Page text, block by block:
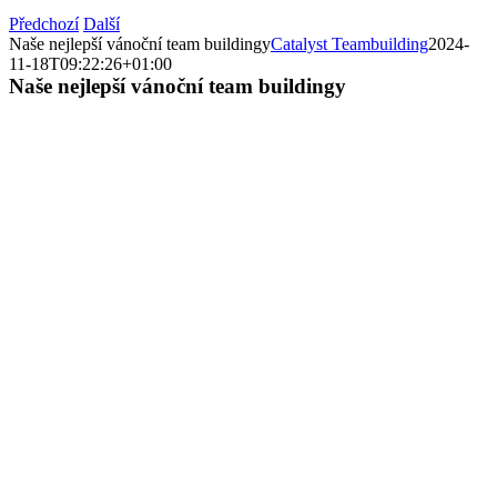
Předchozí Další
Naše nejlepší vánoční team buildingyCatalyst Teambuilding2024-
11-18T09:22:26+01:00
Naše nejlepší vánoční team buildingy